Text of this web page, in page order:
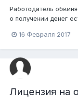
Работодатель
о получении денег
которые и
одна. Теперь
выкрала эти деньги и
16 Февраля 2017
Лицензия на